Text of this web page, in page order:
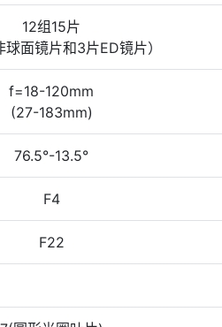
12组15片
球面镜片和3片ED镜片）
f=18-120mm
(27-183mm)
76.5°-13.5°
F4
F22